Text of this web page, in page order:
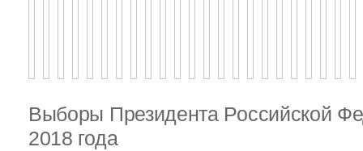
Выборы Президента Российской
2018 года